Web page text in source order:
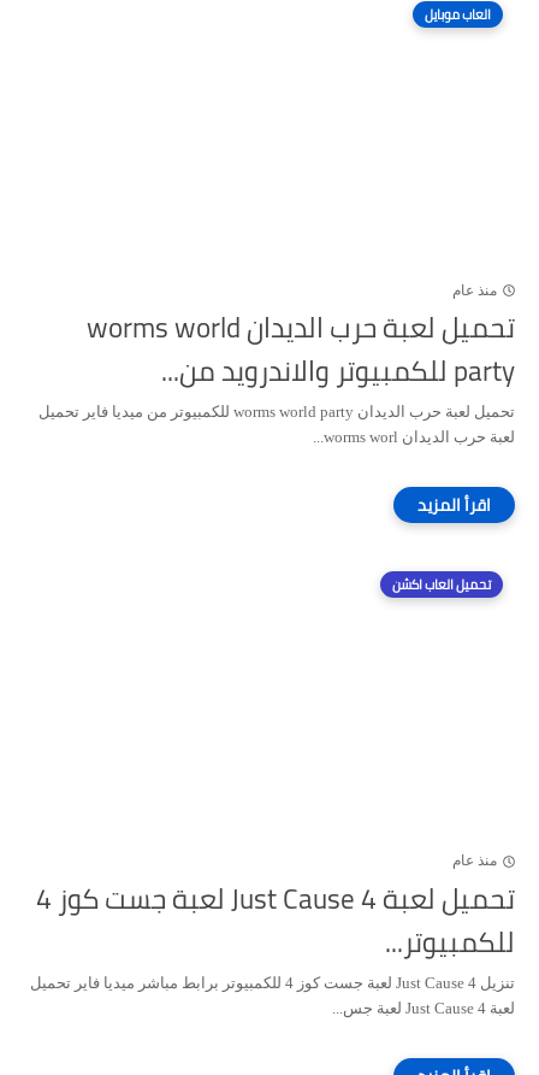
العاب موبايل
منذ عام
تحميل لعبة حرب الديدان worms world
party للكمبيوتر والاندرويد من...
تحميل لعبة حرب الديدان worms world party للكمبيوتر من ميديا فاير تحميل
لعبة حرب الديدان worms worl...
تحميل العاب اكشن
منذ عام
تحميل لعبة Just Cause 4 لعبة جست كوز 4
للكمبيوتر...
تنزيل Just Cause 4 لعبة جست كوز 4 للكمبيوتر برابط مباشر ميديا فاير تحميل
لعبة Just Cause 4 لعبة جس...